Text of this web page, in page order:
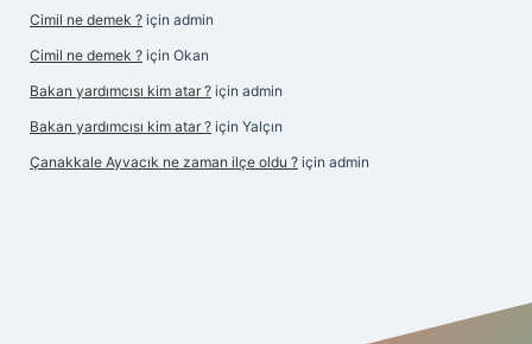
Cimil ne demek ? için admin
Cimil ne demek ? için Okan
Bakan yardımcısı kim atar ? için admin
Bakan yardımcısı kim atar ? için Yalçın
Çanakkale Ayvacık ne zaman ilçe oldu ? için admin